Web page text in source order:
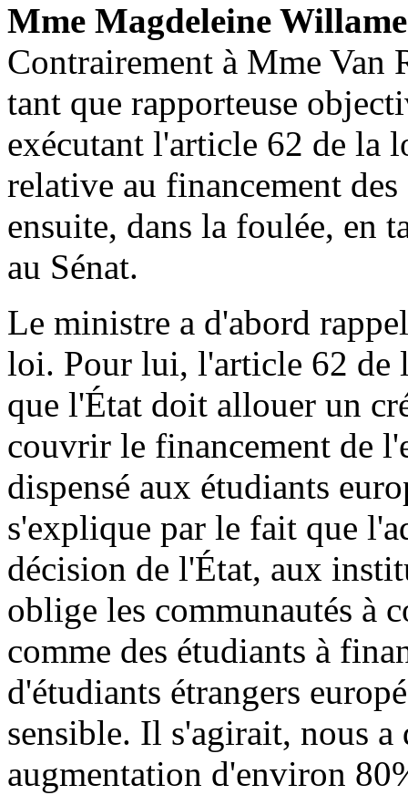
Mme Magdeleine
Contrairement à Mme Van
tant que rapporteuse
exécutant l'article 62 de la
relative au financement
ensuite, dans la foulée, en
au Sénat.
Le ministre a d'abord
loi. Pour lui, l'article 62 de
que l'État doit allouer un
couvrir le financement de
dispensé aux étudiants
s'explique par le fait que
décision de l'État, aux
oblige les communautés à
comme des étudiants à
d'étudiants étrangers
sensible. Il s'agirait, nous
augmentation d'environ